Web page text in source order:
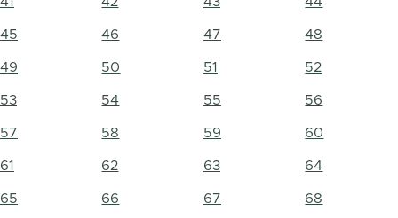
45 46 47 48
49 50 51 52
53 54 55 56
57 58 59 60
61 62 63 64
65 66 67 68